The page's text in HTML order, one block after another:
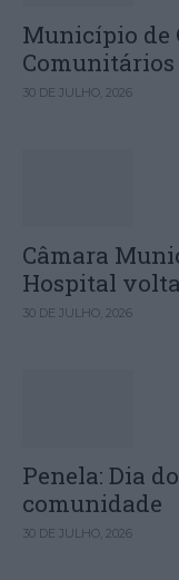
Município de
30 DE JULHO, 2026
Câmara
Hospital
30 DE JULHO, 2026
Penela: Dia
comunidade
30 DE JULHO, 2026